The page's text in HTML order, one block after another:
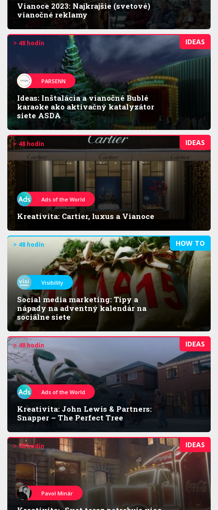
Vianoce 2023: Najkrajšie (svetové)
vianočné reklamy
IDEAS
> 48 hodín
PARSENN
Ideas: Inštalácia a vianočné Bublé
karaoke ako aktivačný katalyzátor
siete ASDA
IDEAS
> 48 hodín
Ads of the World
Kreativita: Cartier, luxus a Vianoce
HOW TO
> 48 hodín
Visibility
Social media marketing: Tipy a
nápady na adventný kalendár na
sociálne siete
IDEAS
> 48 hodín
Ads of the World
Kreativita: John Lewis & Partners:
Snapper – The Perfect Tree
IDEAS
> 48 hodín
Pavol Minár